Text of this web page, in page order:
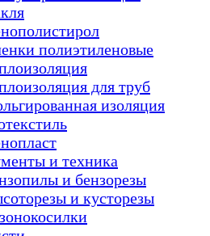
полиэтиленовые
для труб
изоляция
и техника
и бензорезы
и кусторезы